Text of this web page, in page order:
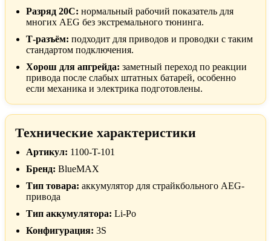
Разряд 20C: нормальный рабочий показатель для
многих AEG без экстремального тюнинга.
Т-разъём: подходит для приводов и проводки с таким
стандартом подключения.
Хорош для апгрейда: заметный переход по реакции
привода после слабых штатных батарей, особенно
если механика и электрика подготовлены.
Технические характеристики
Артикул: 1100-T-101
Бренд: BlueMAX
Тип товара: аккумулятор для страйкбольного AEG-
привода
Тип аккумулятора: Li-Po
Конфигурация: 3S